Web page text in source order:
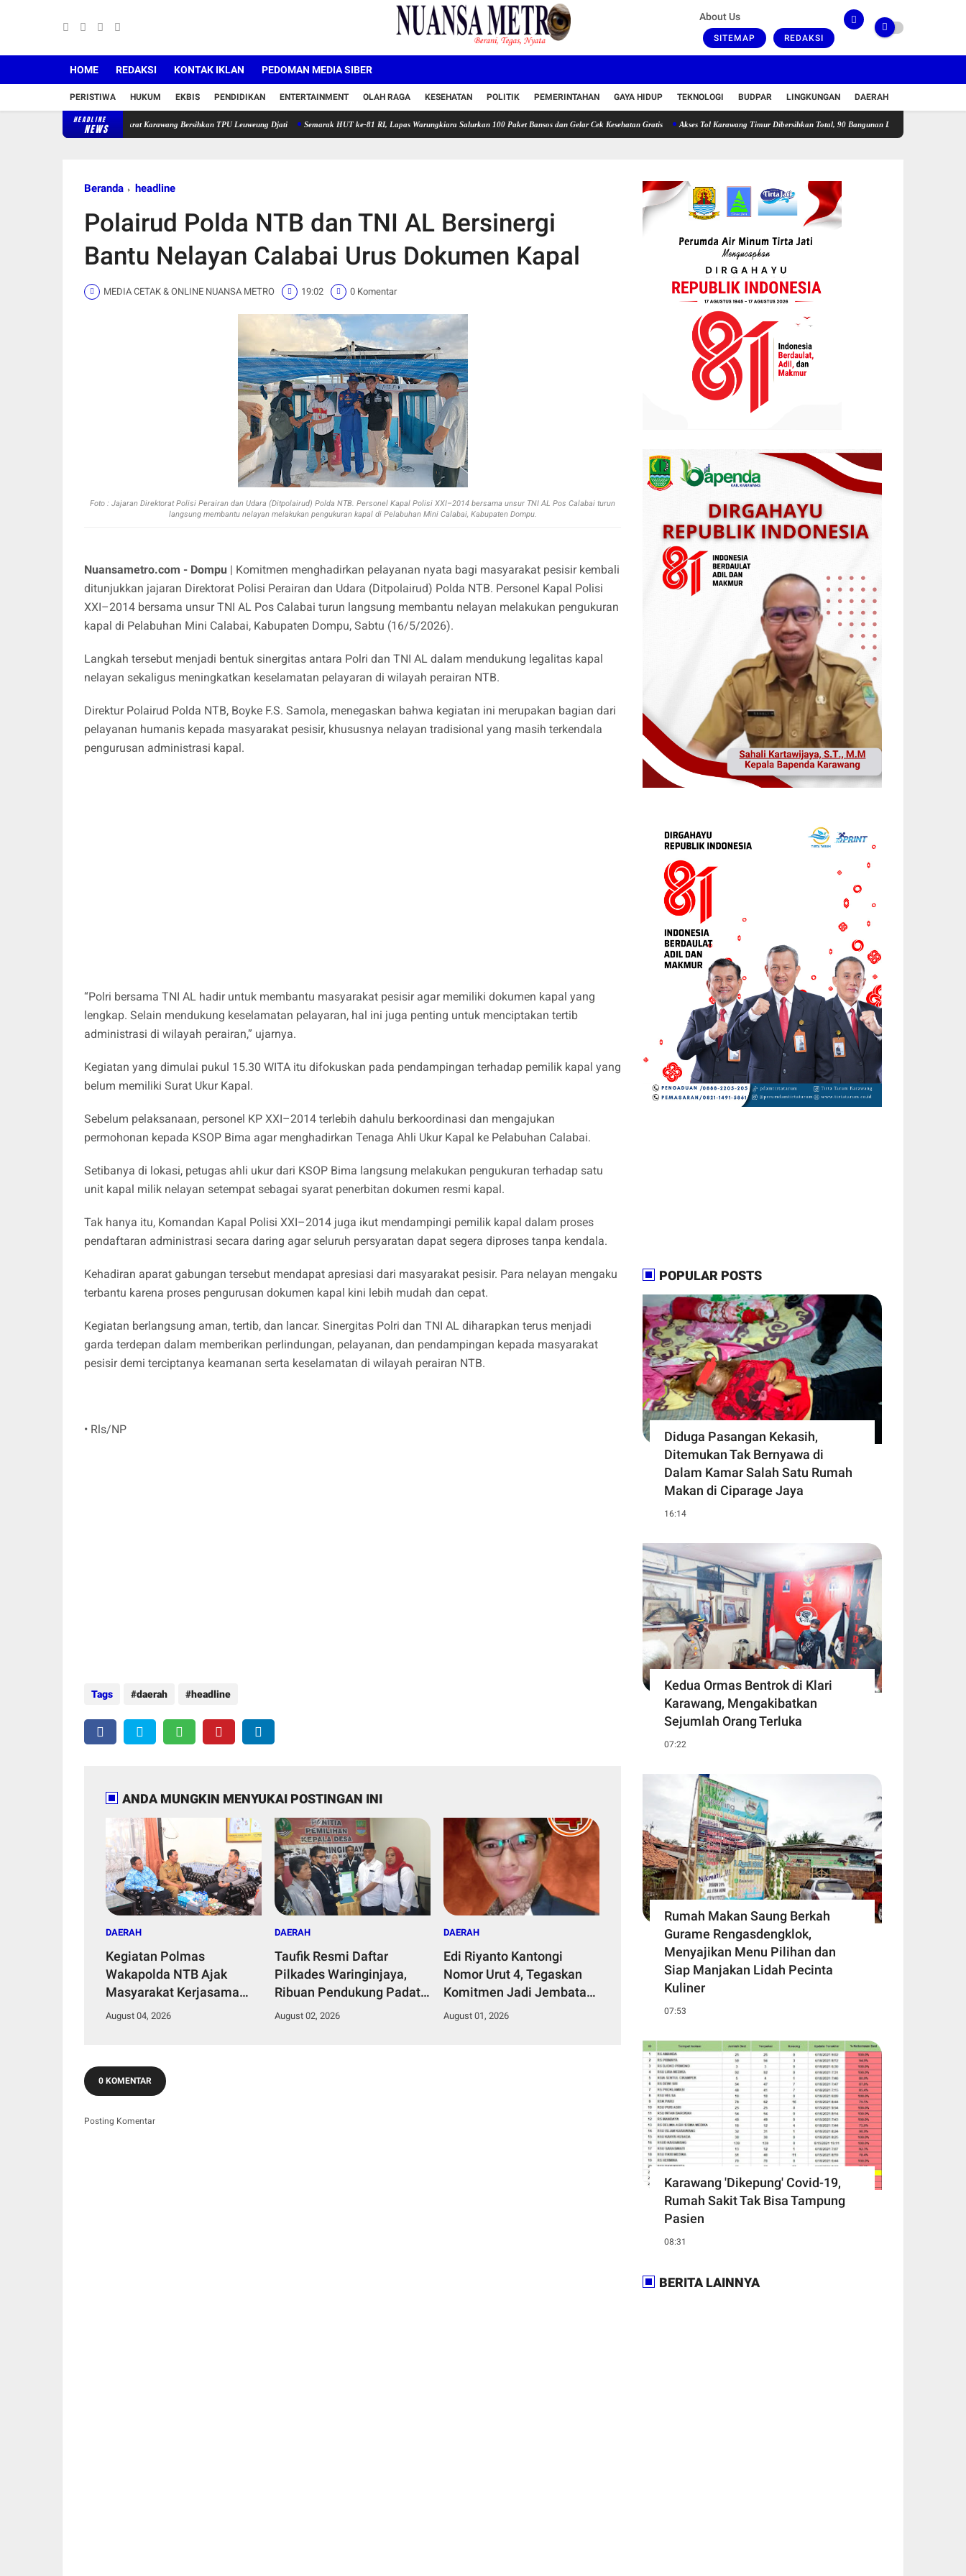
About Us
SITEMAP REDAKSI
HOME REDAKSI KONTAK IKLAN PEDOMAN MEDIA SIBER
PERISTIWA HUKUM EKBIS PENDIDIKAN ENTERTAINMENT OLAH RAGA KESEHATAN POLITIK PEMERINTAHAN GAYA HIDUP TEKNOLOGI BUDPAR LINGKUNGAN DAERAH
HEADLINE
NEWS
Indonesia Asri, Demokrat Karawang Bersihkan TPU Leuweung Djati Semarak HUT ke-81 RI, Lapas Warungkiara Salurkan 100 Paket Bansos dan Gelar Cek Kesehatan Gratis Akses Tol Karawang Timur Dibersihkan Total, 90 Bangunan Liar Dibongkar dan PLN Diminta
Beranda headline
Polairud Polda NTB dan TNI AL Bersinergi
Bantu Nelayan Calabai Urus Dokumen Kapal
MEDIA CETAK & ONLINE NUANSA METRO 19:02 0 Komentar
Foto : Jajaran Direktorat Polisi Perairan dan Udara (Ditpolairud) Polda NTB. Personel Kapal Polisi XXI–2014 bersama unsur TNI AL Pos Calabai turun
langsung membantu nelayan melakukan pengukuran kapal di Pelabuhan Mini Calabai, Kabupaten Dompu.
Nuansametro.com - Dompu | Komitmen menghadirkan pelayanan nyata bagi masyarakat pesisir kembali
ditunjukkan jajaran Direktorat Polisi Perairan dan Udara (Ditpolairud) Polda NTB. Personel Kapal Polisi
XXI–2014 bersama unsur TNI AL Pos Calabai turun langsung membantu nelayan melakukan pengukuran
kapal di Pelabuhan Mini Calabai, Kabupaten Dompu, Sabtu (16/5/2026).
Langkah tersebut menjadi bentuk sinergitas antara Polri dan TNI AL dalam mendukung legalitas kapal
nelayan sekaligus meningkatkan keselamatan pelayaran di wilayah perairan NTB.
Direktur Polairud Polda NTB, Boyke F.S. Samola, menegaskan bahwa kegiatan ini merupakan bagian dari
pelayanan humanis kepada masyarakat pesisir, khususnya nelayan tradisional yang masih terkendala
pengurusan administrasi kapal.
“Polri bersama TNI AL hadir untuk membantu masyarakat pesisir agar memiliki dokumen kapal yang
lengkap. Selain mendukung keselamatan pelayaran, hal ini juga penting untuk menciptakan tertib
administrasi di wilayah perairan,” ujarnya.
Kegiatan yang dimulai pukul 15.30 WITA itu difokuskan pada pendampingan terhadap pemilik kapal yang
belum memiliki Surat Ukur Kapal.
Sebelum pelaksanaan, personel KP XXI–2014 terlebih dahulu berkoordinasi dan mengajukan
permohonan kepada KSOP Bima agar menghadirkan Tenaga Ahli Ukur Kapal ke Pelabuhan Calabai.
Setibanya di lokasi, petugas ahli ukur dari KSOP Bima langsung melakukan pengukuran terhadap satu
unit kapal milik nelayan setempat sebagai syarat penerbitan dokumen resmi kapal.
Tak hanya itu, Komandan Kapal Polisi XXI–2014 juga ikut mendampingi pemilik kapal dalam proses
pendaftaran administrasi secara daring agar seluruh persyaratan dapat segera diproses tanpa kendala.
Kehadiran aparat gabungan tersebut mendapat apresiasi dari masyarakat pesisir. Para nelayan mengaku
terbantu karena proses pengurusan dokumen kapal kini lebih mudah dan cepat.
Kegiatan berlangsung aman, tertib, dan lancar. Sinergitas Polri dan TNI AL diharapkan terus menjadi
garda terdepan dalam memberikan perlindungan, pelayanan, dan pendampingan kepada masyarakat
pesisir demi terciptanya keamanan serta keselamatan di wilayah perairan NTB.
• Rls/NP
Tags daerah headline
ANDA MUNGKIN MENYUKAI POSTINGAN INI
DAERAH
Kegiatan Polmas
Wakapolda NTB Ajak
Masyarakat Kerjasama
Mewujudkan
August 04, 2026
DAERAH
Taufik Resmi Daftar
Pilkades Waringinjaya,
Ribuan Pendukung Padati
Jalan Hingga Picu
August 02, 2026
DAERAH
Edi Riyanto Kantongi
Nomor Urut 4, Tegaskan
Komitmen Jadi Jembatan
Aspirasi Masyarakat
August 01, 2026
0 KOMENTAR
Posting Komentar
POPULAR POSTS
Diduga Pasangan Kekasih,
Ditemukan Tak Bernyawa di
Dalam Kamar Salah Satu Rumah
Makan di Ciparage Jaya
16:14
Kedua Ormas Bentrok di Klari
Karawang, Mengakibatkan
Sejumlah Orang Terluka
07:22
Rumah Makan Saung Berkah
Gurame Rengasdengklok,
Menyajikan Menu Pilihan dan
Siap Manjakan Lidah Pecinta
Kuliner
07:53
Karawang 'Dikepung' Covid-19,
Rumah Sakit Tak Bisa Tampung
Pasien
08:31
BERITA LAINNYA